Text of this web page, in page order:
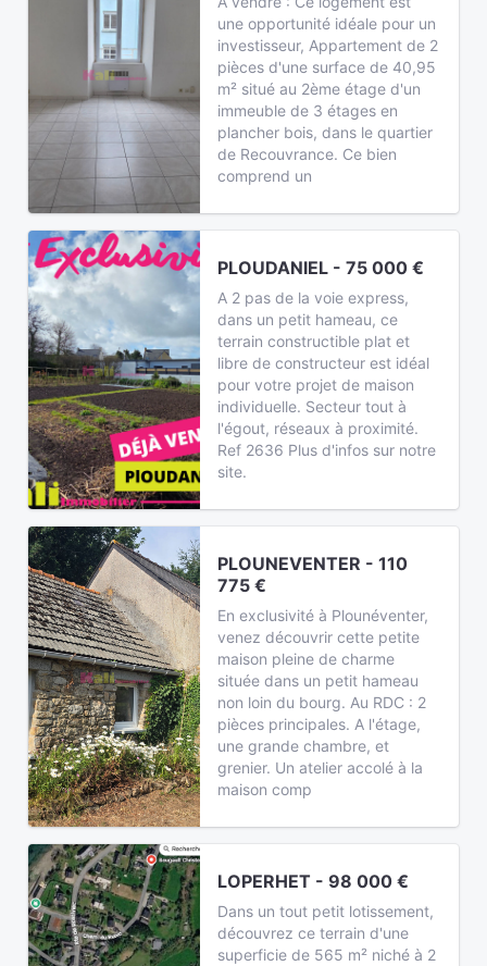
une opportunité idéale pour un
investisseur, Appartement de 2
pièces d'une surface de 40,95
m² situé au 2ème étage d'un
immeuble de 3 étages en
plancher bois, dans le quartier
de Recouvrance. Ce bien
comprend un
PLOUDANIEL - 75 000 €
A 2 pas de la voie express,
dans un petit hameau, ce
terrain constructible plat et
libre de constructeur est idéal
pour votre projet de maison
individuelle. Secteur tout à
l'égout, réseaux à proximité.
Ref 2636 Plus d'infos sur notre
site.
PLOUNEVENTER - 110
775 €
En exclusivité à Plounéventer,
venez découvrir cette petite
maison pleine de charme
située dans un petit hameau
non loin du bourg. Au RDC : 2
pièces principales. A l'étage,
une grande chambre, et
grenier. Un atelier accolé à la
maison comp
LOPERHET - 98 000 €
Dans un tout petit lotissement,
découvrez ce terrain d'une
superficie de 565 m² niché à 2